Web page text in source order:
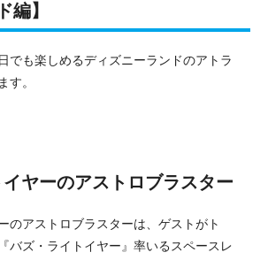
編】
でも楽しめるディズニーランドのアトラ
す。
ヤーのアストロブラスター
のアストロブラスターは、ゲストがト
バズ・ライトイヤー』率いるスペースレ